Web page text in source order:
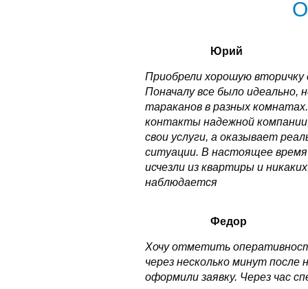
Юрий
Приобрели хорошую вторичку
Поначалу все было идеально,
тараканов в разных
контакты надежной
свои услуги, а оказывает
ситуации. В настоящее
исчезли из квартиры и
наблюдается
Федор
Хочу отметить
через несколько минут после
оформили заявку. Через час